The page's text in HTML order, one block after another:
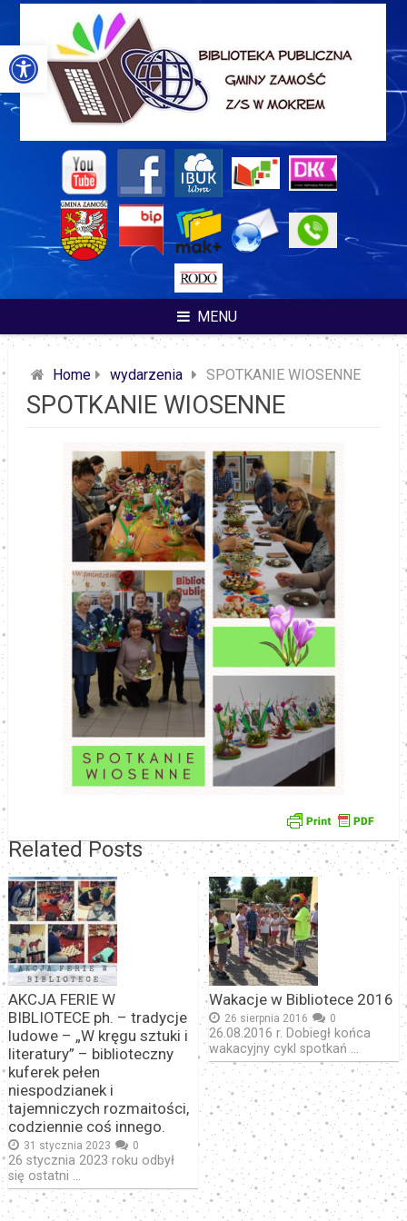
Otwórz pasek narzędzi
Skip
content
MENU
Home wydarzenia SPOTKANIE WIOSENNE
SPOTKANIE WIOSENNE
Related Posts
AKCJA FERIE W
BIBLIOTECE ph. – tradycje
ludowe – „W kręgu sztuki i
literatury” – biblioteczny
kuferek pełen
niespodzianek i
tajemniczych rozmaitości,
codziennie coś innego.
31 stycznia 2023 0
26 stycznia 2023 roku odbył
się ostatni …
Wakacje w Bibliotece 2016
26 sierpnia 2016 0
26.08.2016 r. Dobiegł końca
wakacyjny cykl spotkań …